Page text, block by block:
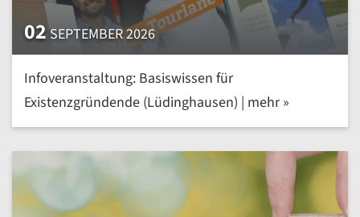
02 SEPTEMBER 2026
Infoveranstaltung: Basiswissen für
Existenzgründende (Lüdinghausen) | mehr »